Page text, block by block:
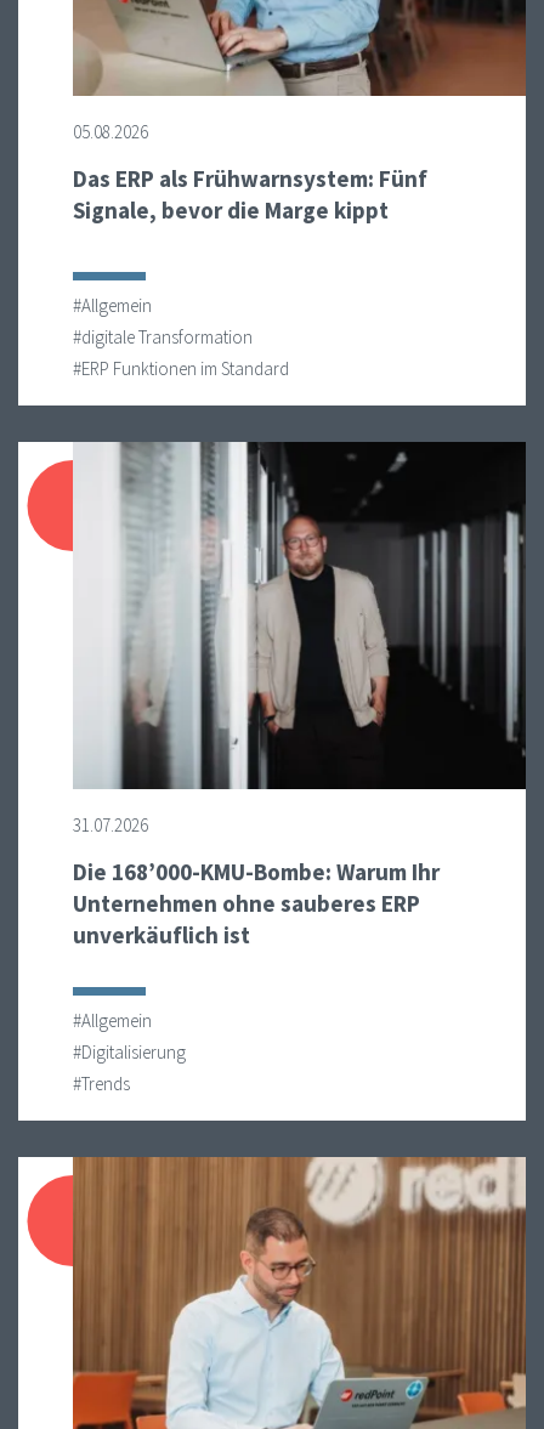
05.08.2026
Das ERP als Frühwarnsystem: Fünf
Signale, bevor die Marge kippt
#Allgemein
#digitale Transformation
#ERP Funktionen im Standard
31.07.2026
Die 168’000-KMU-Bombe: Warum Ihr
Unternehmen ohne sauberes ERP
unverkäuflich ist
#Allgemein
#Digitalisierung
#Trends